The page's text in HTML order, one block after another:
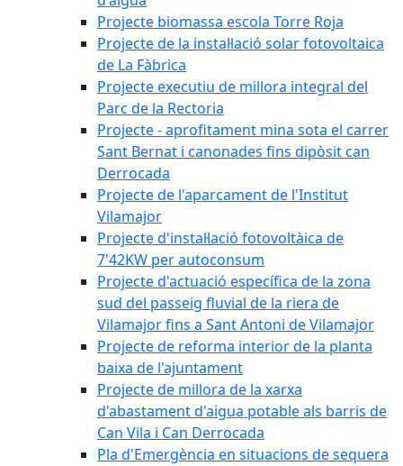
Projecte biomassa escola Torre Roja
Projecte de la instal·lació solar fotovoltaica
de La Fàbrica
Projecte executiu de millora integral del
Parc de la Rectoria
Projecte - aprofitament mina sota el carrer
Sant Bernat i canonades fins dipòsit can
Derrocada
Projecte de l'aparcament de l'Institut
Vilamajor
Projecte d'instal·lació fotovoltàica de
7'42KW per autoconsum
Projecte d'actuació específica de la zona
sud del passeig fluvial de la riera de
Vilamajor fins a Sant Antoni de Vilamajor
Projecte de reforma interior de la planta
baixa de l'ajuntament
Projecte de millora de la xarxa
d'abastament d'aigua potable als barris de
Can Vila i Can Derrocada
Pla d'Emergència en situacions de sequera